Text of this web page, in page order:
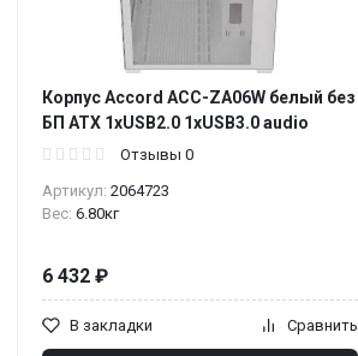
Корпус Accord ACC-ZA06W белый без
БП ATX 1xUSB2.0 1xUSB3.0 audio
Отзывы 0
Артикул: 2064723
Вес: 6.80кг
6 432 ₽
В закладки Сравнить